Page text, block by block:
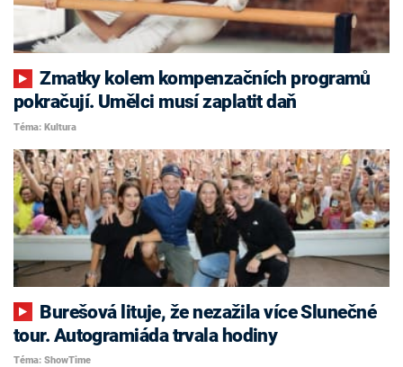
Zmatky kolem kompenzačních programů
pokračují. Umělci musí zaplatit daň
Téma: Kultura
tour. Autogramiáda trvala hodiny
Téma: ShowTime